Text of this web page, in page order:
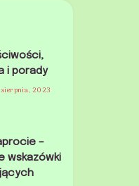
i porady
2023
–
wskazówki